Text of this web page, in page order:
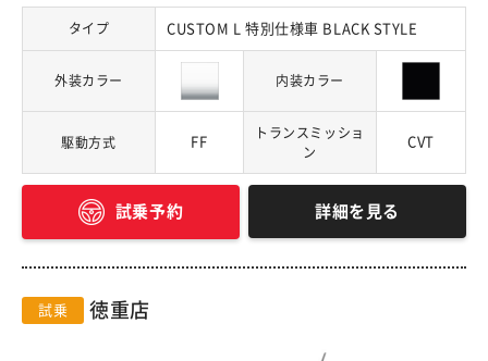
タイプ CUSTOM L 特別仕様車 BLACK STYLE
外装カラー 内装カラー
駆動方式 FF
トランスミッショ
ン
CVT
試乗予約 詳細を見る
試乗 徳重店